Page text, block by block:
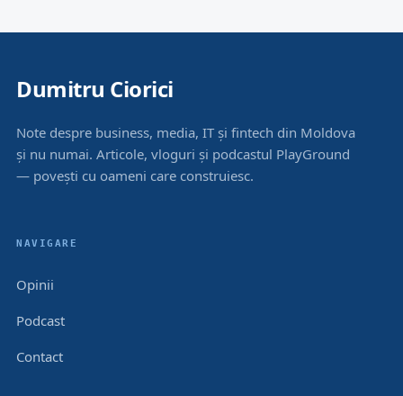
Dumitru Ciorici
Note despre business, media, IT și fintech din Moldova
și nu numai. Articole, vloguri și podcastul PlayGround
— povești cu oameni care construiesc.
NAVIGARE
Opinii
Podcast
Contact